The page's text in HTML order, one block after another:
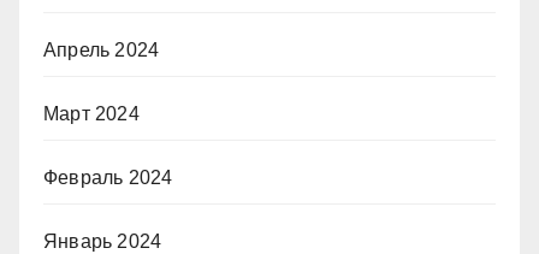
Апрель 2024
Март 2024
Февраль 2024
Январь 2024